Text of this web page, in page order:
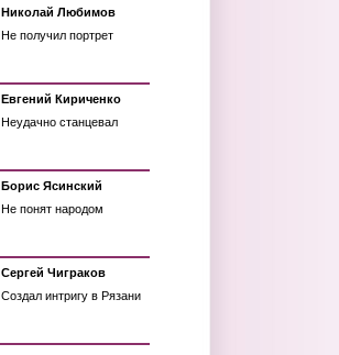
Николай Любимов
Не получил портрет
Евгений Кириченко
Неудачно станцевал
Борис Ясинский
Не понят народом
Сергей Чиграков
Создал интригу в Рязани